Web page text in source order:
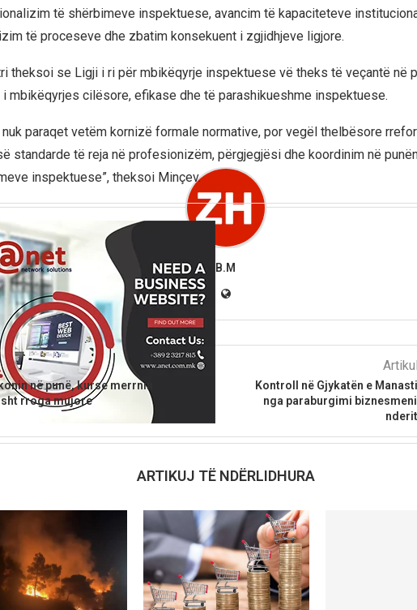
të shërbimeve inspektuese, avancim të kapaciteteve
të proceseve dhe zbatim konsekuent i zgjidhjeve ligjore.
theksoi se Ligji i ri për mbikëqyrje inspektuese vë theks të veçantë në
mbikëqyrjes cilësore, efikase dhe të parashikueshme inspektuese.
nuk paraqet vetëm kornizë formale normative, por vegël thelbësore
standarde të reja në profesionizëm, përgjegjësi dhe koordinim në
inspektuese”, theksoi Minçev.
B.M
i mëparshëm
në punë, kurse merrnin
rroga mujore
Kontroll në Gjykatën e
nga paraburgimi
ARTIKUJ TË NDËRLIDHURA